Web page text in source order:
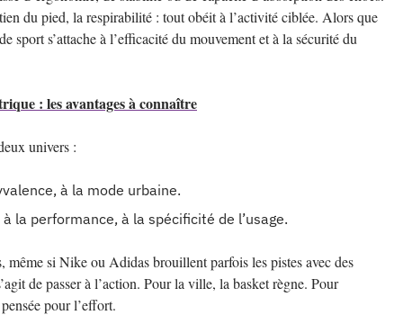
du pied, la respirabilité : tout obéit à l’activité ciblée. Alors que
sport s’attache à l’efficacité du mouvement et à la sécurité du
: les avantages à connaître
univers :
à la mode urbaine.
la performance, à la spécificité de l’usage.
même si Nike ou Adidas brouillent parfois les pistes avec des
de passer à l’action. Pour la ville, la basket règne. Pour
pour l’effort.